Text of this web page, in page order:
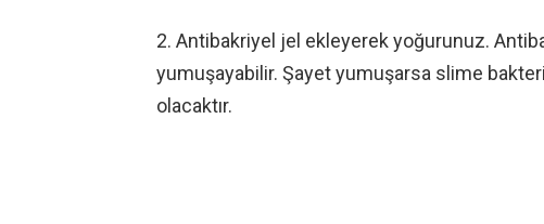
2. Antibakriyel jel ekleyerek yoğurunuz.
yumuşayabilir. Şayet yumuşarsa slime
olacaktır.